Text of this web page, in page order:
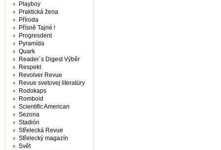
Playboy
Praktická žena
Příroda
Přísně Tajné !
Progresdent
Pyramída
Quark
Reader´s Digest Výběr
Respekt
Revolver Revue
Revue svetovej literatúry
Rodokaps
Romboid
Scientific American
Sezona
Stadión
Střelecká Revue
Střelecký magazín
Svět